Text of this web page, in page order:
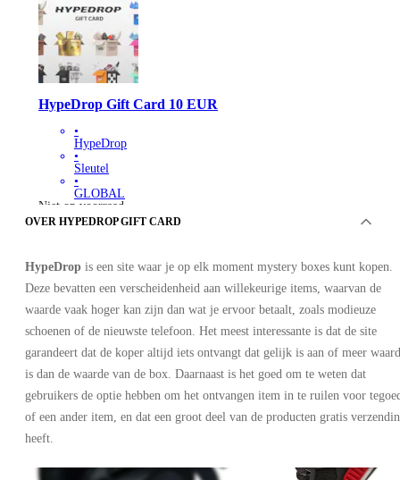
HypeDrop Gift Card 10 EUR
•
HypeDrop
•
Sleutel
•
GLOBAL
Niet op voorraad
16 op 16 items
OVER HYPEDROP GIFT CARD
HypeDrop is een site waar je op elk moment mystery boxes kunt kopen.
Deze bevatten een verscheidenheid aan willekeurige items, waarvan de
waarde vaak hoger kan zijn dan wat je ervoor betaalt, zoals modieuze
schoenen of de nieuwste telefoon. Het meest interessante is dat de site
garandeert dat de koper altijd iets ontvangt dat gelijk is aan of meer waard
is dan de waarde van de box. Daarnaast is het goed om te weten dat
gebruikers de optie hebben om het ontvangen item in te ruilen voor
of een ander item, en dat een groot deel van de producten gratis
heeft.